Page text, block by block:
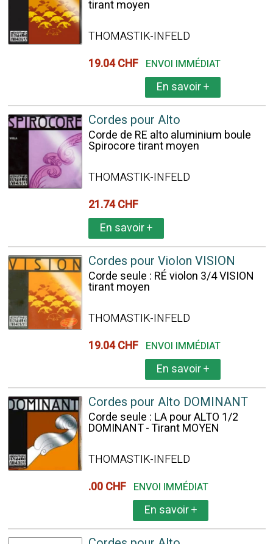
tirant moyen
THOMASTIK-INFELD
19.04 CHF ENVOI IMMÉDIAT
En savoir+
Cordes pour Alto
Corde de RE alto aluminium boule
Spirocore tirant moyen
THOMASTIK-INFELD
21.74 CHF
En savoir+
Cordes pour Violon VISION
Corde seule : RÉ violon 3/4 VISION
tirant moyen
THOMASTIK-INFELD
19.04 CHF ENVOI IMMÉDIAT
En savoir+
Cordes pour Alto DOMINANT
Corde seule : LA pour ALTO 1/2
DOMINANT - Tirant MOYEN
THOMASTIK-INFELD
.00 CHF ENVOI IMMÉDIAT
En savoir+